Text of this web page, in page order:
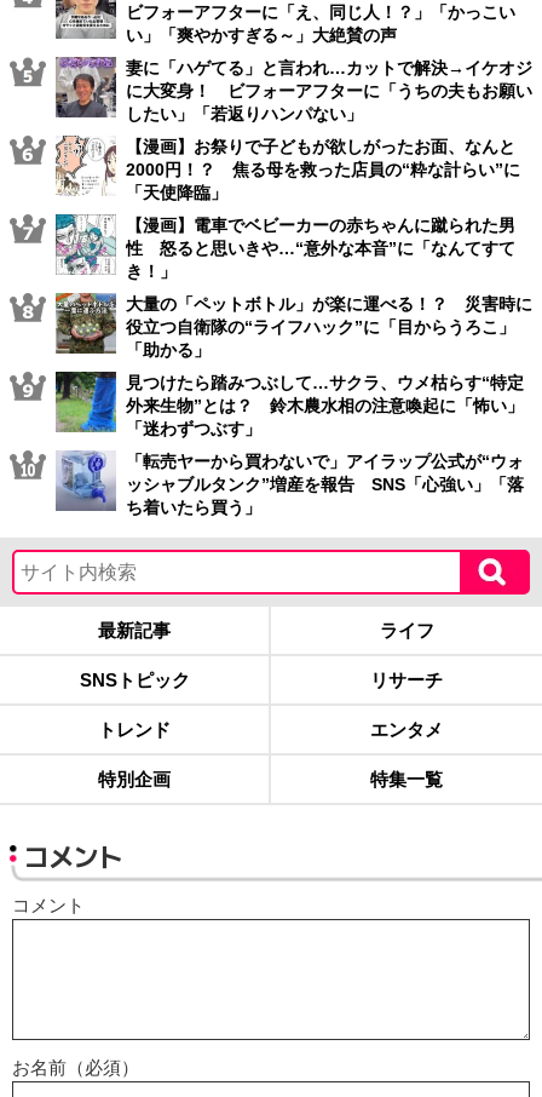
ビフォーアフターに「え、同じ人！？」「かっこい
い」「爽やかすぎる～」大絶賛の声
妻に「ハゲてる」と言われ…カットで解決→イケオジ
に大変身！ ビフォーアフターに「うちの夫もお願い
したい」「若返りハンパない」
【漫画】お祭りで子どもが欲しがったお面、なんと
2000円！？ 焦る母を救った店員の“粋な計らい”に
「天使降臨」
【漫画】電車でベビーカーの赤ちゃんに蹴られた男
性 怒ると思いきや…“意外な本音”に「なんてすて
き！」
大量の「ペットボトル」が楽に運べる！？ 災害時に
役立つ自衛隊の“ライフハック”に「目からうろこ」
「助かる」
見つけたら踏みつぶして…サクラ、ウメ枯らす“特定
外来生物”とは？ 鈴木農水相の注意喚起に「怖い」
「迷わずつぶす」
「転売ヤーから買わないで」アイラップ公式が“ウォ
ッシャブルタンク”増産を報告 SNS「心強い」「落
ち着いたら買う」
最新記事 ライフ
SNSトピック リサーチ
トレンド エンタメ
特別企画 特集一覧
コメント
コメント
お名前（必須）